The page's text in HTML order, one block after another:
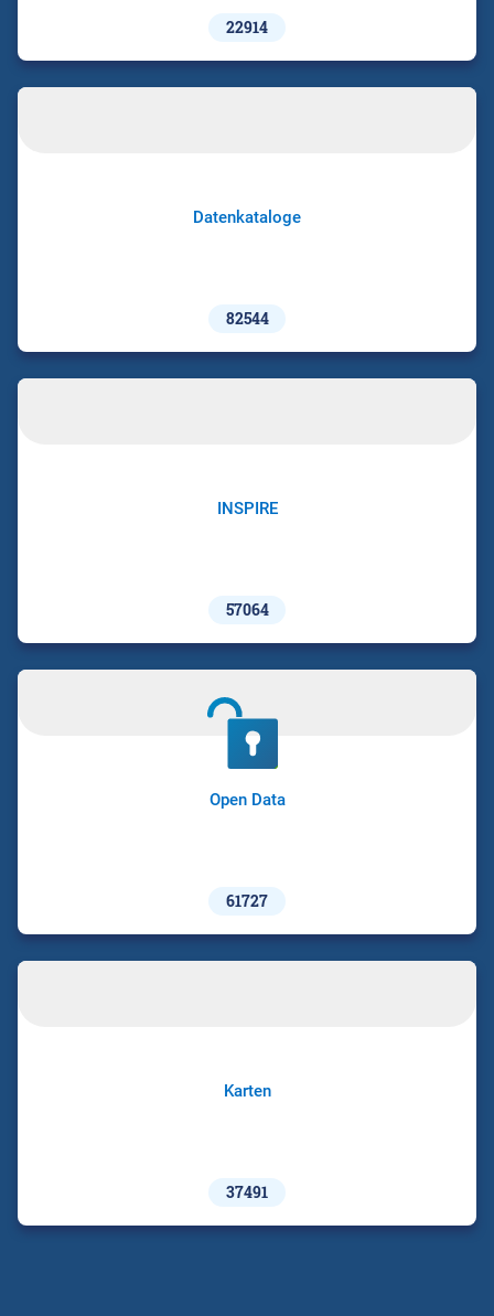
22914
Datenkataloge
82544
INSPIRE
57064
Open Data
61727
Karten
37491